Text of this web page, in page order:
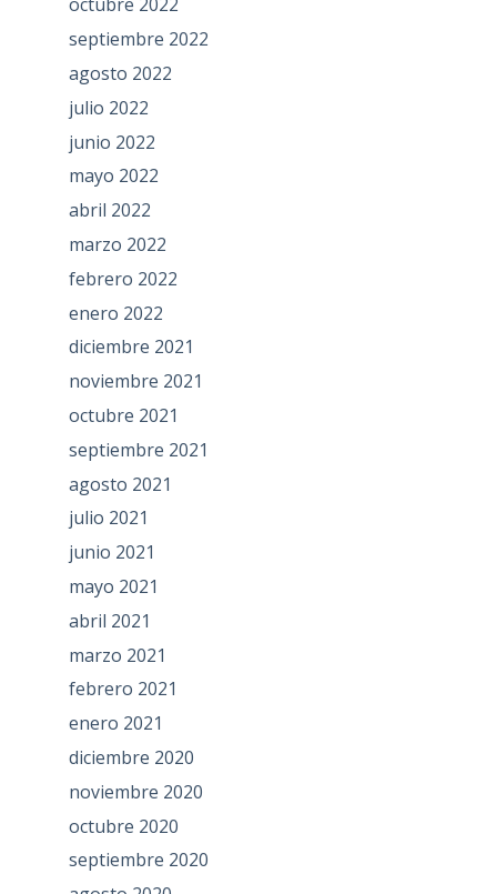
octubre 2022
septiembre 2022
agosto 2022
julio 2022
junio 2022
mayo 2022
abril 2022
marzo 2022
febrero 2022
enero 2022
diciembre 2021
noviembre 2021
octubre 2021
septiembre 2021
agosto 2021
julio 2021
junio 2021
mayo 2021
abril 2021
marzo 2021
febrero 2021
enero 2021
diciembre 2020
noviembre 2020
octubre 2020
septiembre 2020